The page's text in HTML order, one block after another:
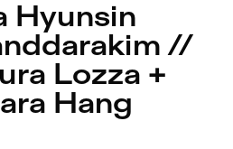
26
Hyunsin
//
Lozza +
Hang